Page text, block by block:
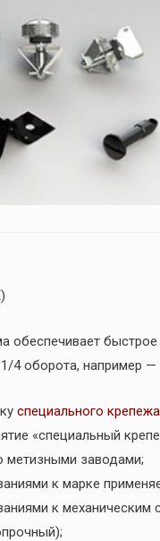
обеспечивает
1/4 оборота,
специального крепежа
«специальный
метизными заводами;
к марке
к